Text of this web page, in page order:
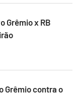
Grêmio x RB
Grêmio contra o